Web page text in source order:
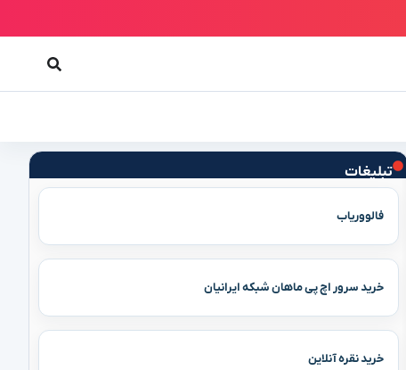
تبلیغات
فالووریاب
خرید سرور اچ پی ماهان شبکه ایرانیان
خرید نقره آنلاین